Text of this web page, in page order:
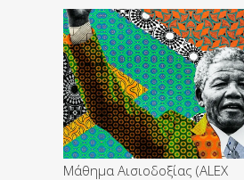
Μάθημα Αισιοδοξίας (ALEX